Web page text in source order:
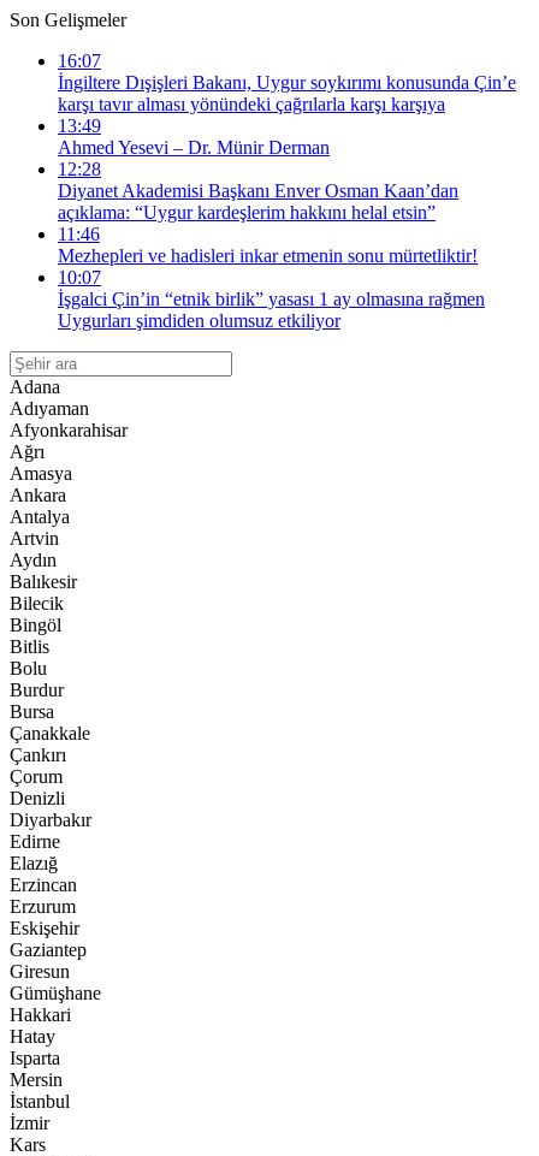
Son Gelişmeler
16:07
İngiltere Dışişleri Bakanı, Uygur soykırımı konusunda Çin’e
karşı tavır alması yönündeki çağrılarla karşı karşıya
13:49
Ahmed Yesevi – Dr. Münir Derman
12:28
Diyanet Akademisi Başkanı Enver Osman Kaan’dan
açıklama: “Uygur kardeşlerim hakkını helal etsin”
11:46
Mezhepleri ve hadisleri inkar etmenin sonu mürtetliktir!
10:07
İşgalci Çin’in “etnik birlik” yasası 1 ay olmasına rağmen
Uygurları şimdiden olumsuz etkiliyor
Adana
Adıyaman
Afyonkarahisar
Ağrı
Amasya
Ankara
Antalya
Artvin
Aydın
Balıkesir
Bilecik
Bingöl
Bitlis
Bolu
Burdur
Bursa
Çanakkale
Çankırı
Çorum
Denizli
Diyarbakır
Edirne
Elazığ
Erzincan
Erzurum
Eskişehir
Gaziantep
Giresun
Gümüşhane
Hakkari
Hatay
Isparta
Mersin
İstanbul
İzmir
Kars